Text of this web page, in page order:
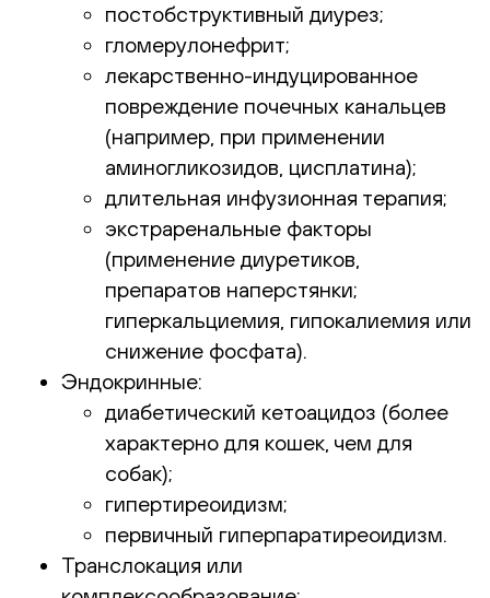
постобструктивный диурез;
гломерулонефрит;
лекарственно-индуцированное
повреждение почечных канальцев
(например, при применении
аминогликозидов, цисплатина);
длительная инфузионная терапия;
экстраренальные факторы
(применение диуретиков,
препаратов наперстянки;
гиперкальциемия, гипокалиемия или
снижение фосфата).
Эндокринные:
диабетический кетоацидоз (более
характерно для кошек, чем для
собак);
гипертиреоидизм;
первичный гиперпаратиреоидизм.
Транслокация или